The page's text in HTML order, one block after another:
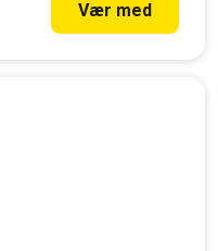
Vær med